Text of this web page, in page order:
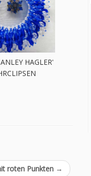
HAGLER'
roten Punkten →